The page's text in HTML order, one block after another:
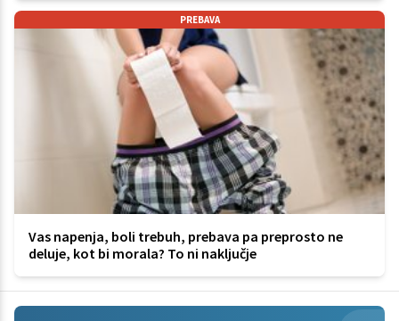
PREBAVA
Vas napenja, boli trebuh, prebava pa preprosto ne
deluje, kot bi morala? To ni naključje